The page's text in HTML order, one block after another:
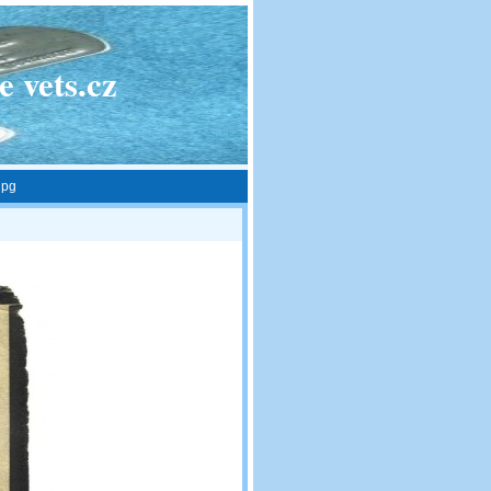
vets.cz